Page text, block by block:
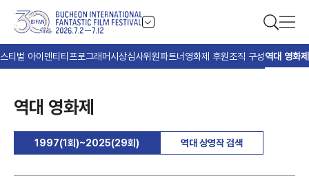
티벌 아이덴티티 프로그래머시상심사위원파트너 영화제 후원조직 구성역대 영화제
역대 영화제
1997(1회)~2025(29회) 역대 상영작 검색